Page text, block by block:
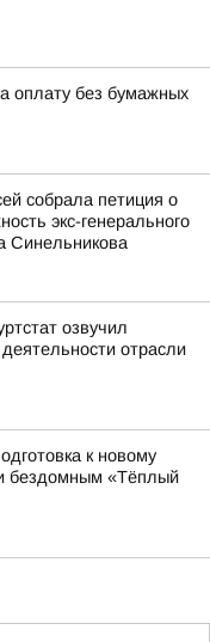
оплату без бумажных
собрала петиция о
экс-генерального
Синельникова
озвучил
отрасли
к новому
бездомным «Тёплый